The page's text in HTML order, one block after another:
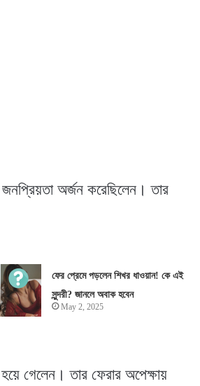
জনপ্রিয়তা অর্জন করেছিলেন। তার
ফের প্রেমে পড়লেন শিখর ধাওয়ান! কে এই
সুন্দরী? জানলে অবাক হবেন
May 2, 2025
গেলেন। তার ফেরার অপেক্ষায়